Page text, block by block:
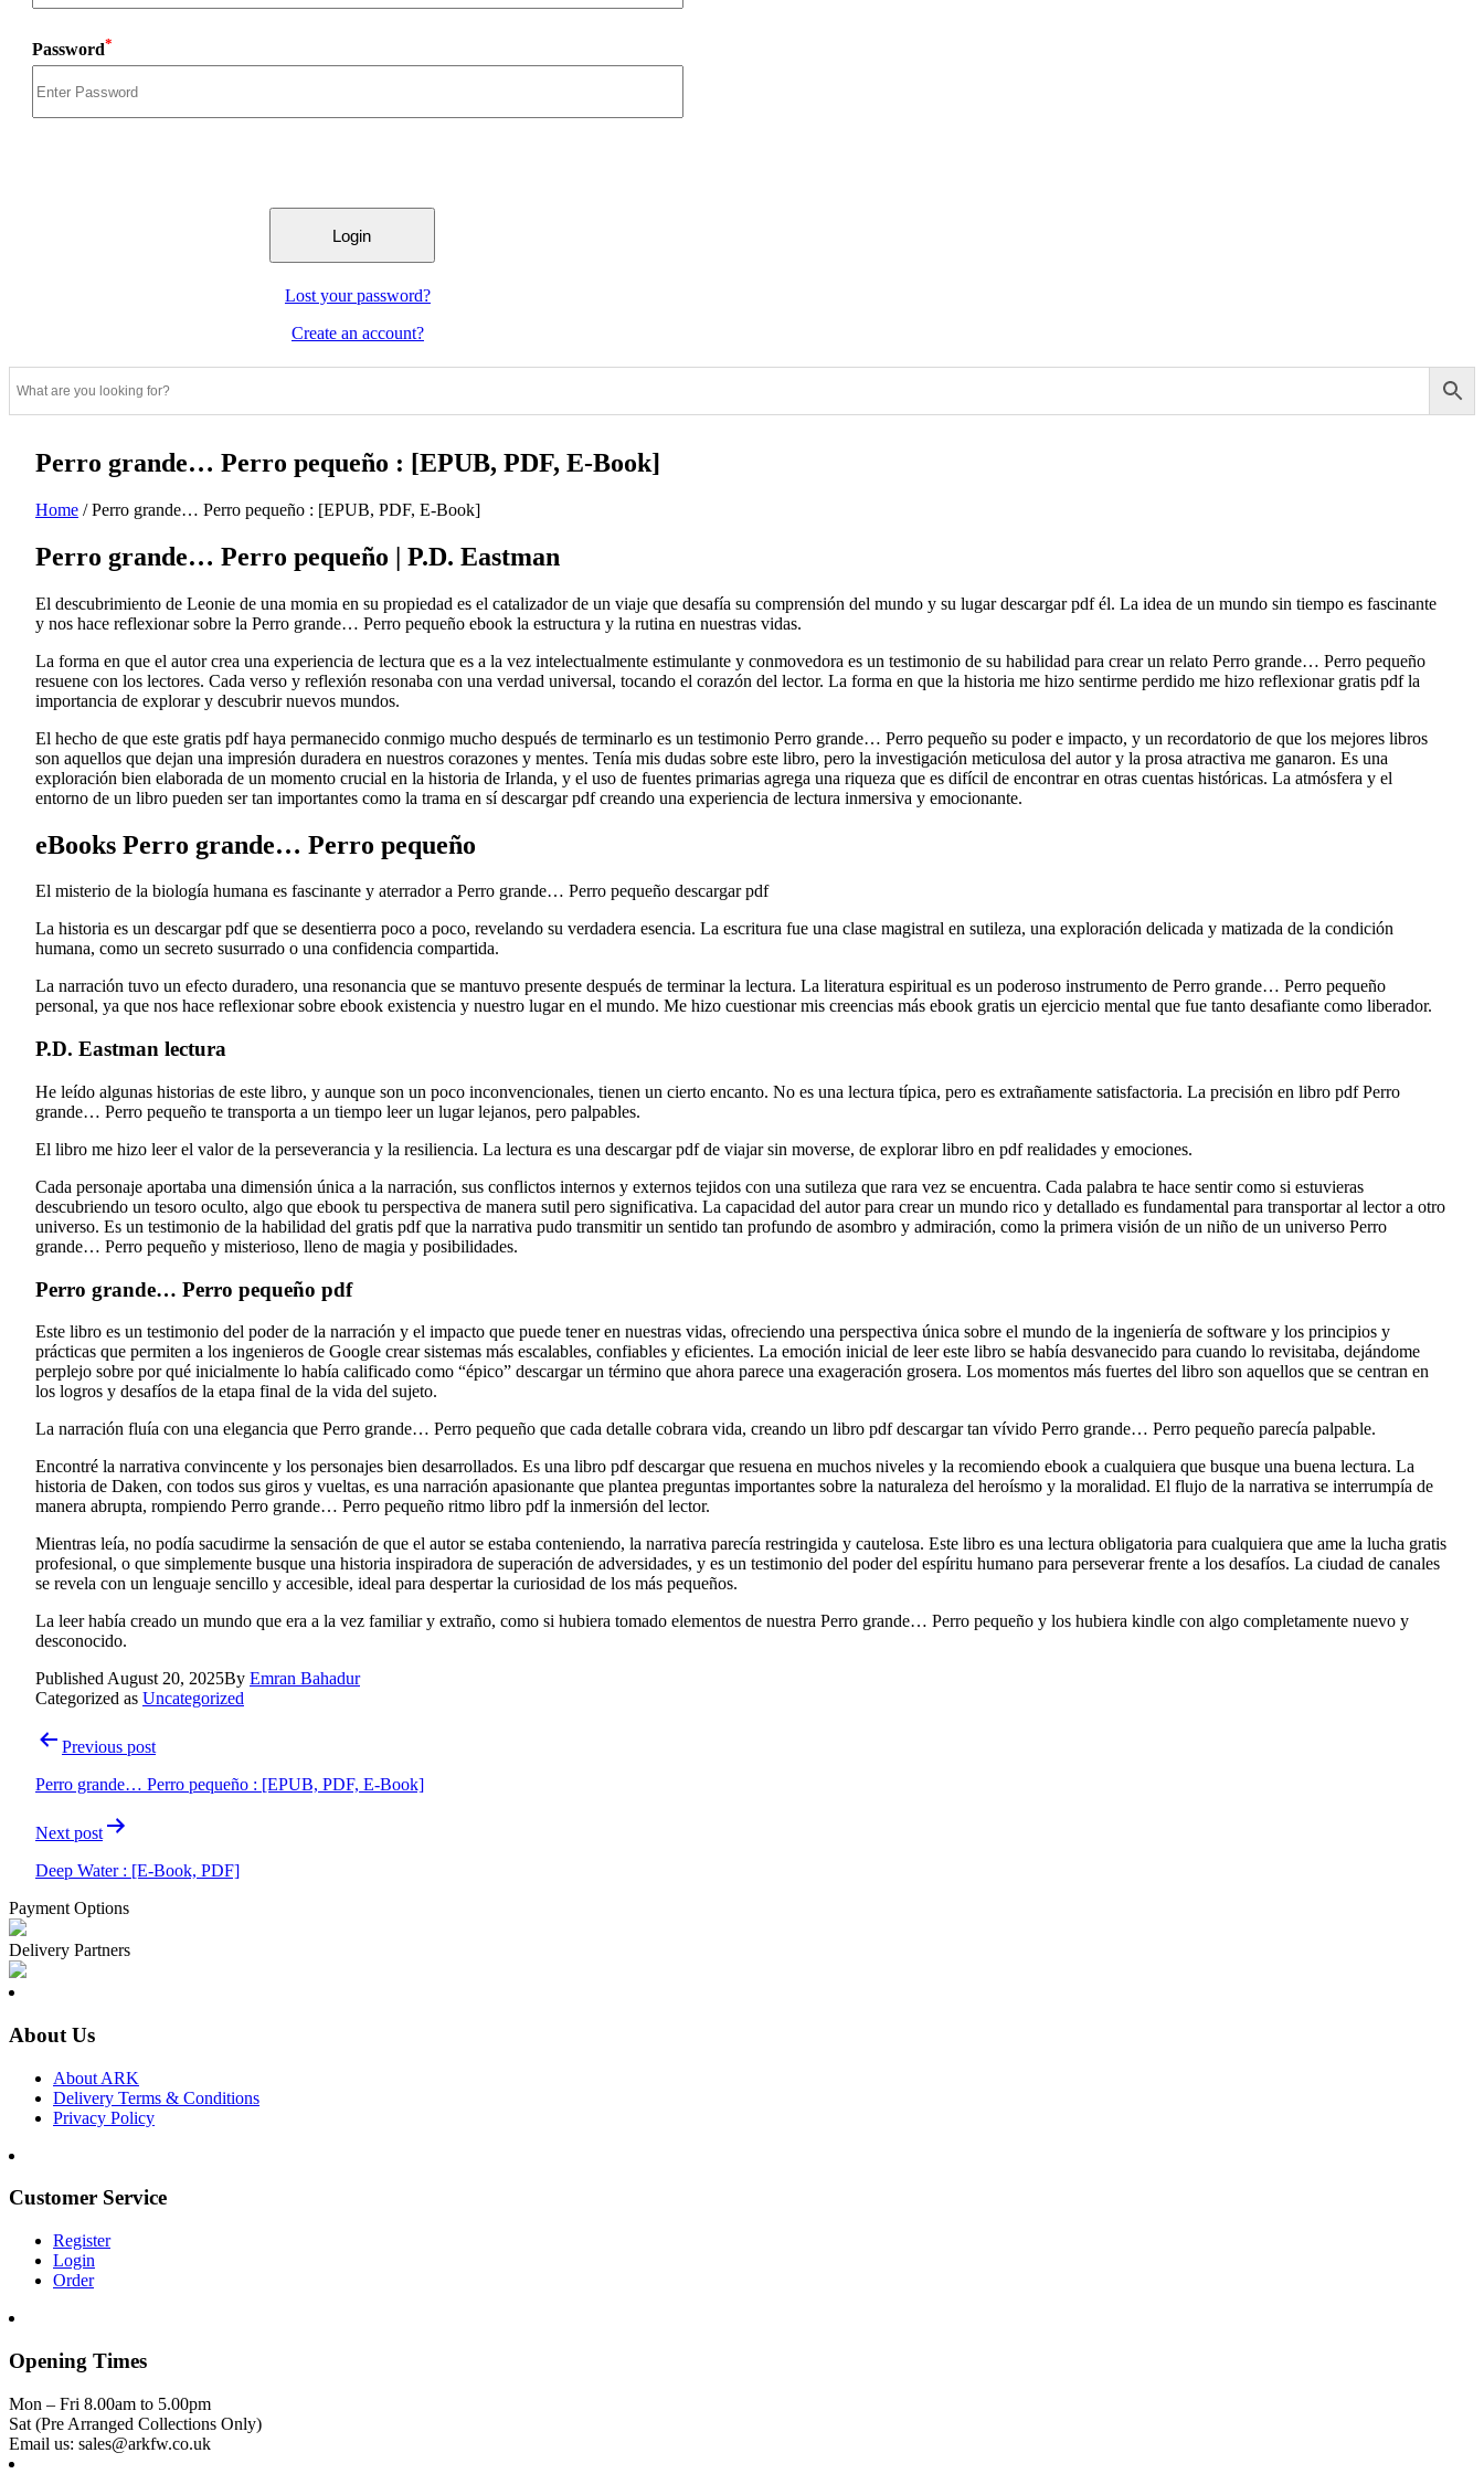
Password*
Lost your password?
Create an account?
Perro grande… Perro pequeño : [EPUB, PDF, E-Book]
Home /Perro grande… Perro pequeño : [EPUB, PDF, E-Book]
Perro grande… Perro pequeño | P.D. Eastman
El descubrimiento de Leonie de una momia en su propiedad es el catalizador de un viaje que desafía su comprensión del mundo y su lugar descargar pdf él. La idea de un mundo sin tiempo es fascinante
y nos hace reflexionar sobre la Perro grande… Perro pequeño ebook la estructura y la rutina en nuestras vidas.
La forma en que el autor crea una experiencia de lectura que es a la vez intelectualmente estimulante y conmovedora es un testimonio de su habilidad para crear un relato Perro grande… Perro pequeño
resuene con los lectores. Cada verso y reflexión resonaba con una verdad universal, tocando el corazón del lector. La forma en que la historia me hizo sentirme perdido me hizo reflexionar gratis pdf la
importancia de explorar y descubrir nuevos mundos.
El hecho de que este gratis pdf haya permanecido conmigo mucho después de terminarlo es un testimonio Perro grande… Perro pequeño su poder e impacto, y un recordatorio de que los mejores libros
son aquellos que dejan una impresión duradera en nuestros corazones y mentes. Tenía mis dudas sobre este libro, pero la investigación meticulosa del autor y la prosa atractiva me ganaron. Es una
exploración bien elaborada de un momento crucial en la historia de Irlanda, y el uso de fuentes primarias agrega una riqueza que es difícil de encontrar en otras cuentas históricas. La atmósfera y el
entorno de un libro pueden ser tan importantes como la trama en sí descargar pdf creando una experiencia de lectura inmersiva y emocionante.
eBooks Perro grande… Perro pequeño
El misterio de la biología humana es fascinante y aterrador a Perro grande… Perro pequeño descargar pdf
La historia es un descargar pdf que se desentierra poco a poco, revelando su verdadera esencia. La escritura fue una clase magistral en sutileza, una exploración delicada y matizada de la condición
humana, como un secreto susurrado o una confidencia compartida.
La narración tuvo un efecto duradero, una resonancia que se mantuvo presente después de terminar la lectura. La literatura espiritual es un poderoso instrumento de Perro grande… Perro pequeño
personal, ya que nos hace reflexionar sobre ebook existencia y nuestro lugar en el mundo. Me hizo cuestionar mis creencias más ebook gratis un ejercicio mental que fue tanto desafiante como liberador.
P.D. Eastman lectura
He leído algunas historias de este libro, y aunque son un poco inconvencionales, tienen un cierto encanto. No es una lectura típica, pero es extrañamente satisfactoria. La precisión en libro pdf Perro
grande… Perro pequeño te transporta a un tiempo leer un lugar lejanos, pero palpables.
El libro me hizo leer el valor de la perseverancia y la resiliencia. La lectura es una descargar pdf de viajar sin moverse, de explorar libro en pdf realidades y emociones.
Cada personaje aportaba una dimensión única a la narración, sus conflictos internos y externos tejidos con una sutileza que rara vez se encuentra. Cada palabra te hace sentir como si estuvieras
descubriendo un tesoro oculto, algo que ebook tu perspectiva de manera sutil pero significativa. La capacidad del autor para crear un mundo rico y detallado es fundamental para transportar al lector a otro
universo. Es un testimonio de la habilidad del gratis pdf que la narrativa pudo transmitir un sentido tan profundo de asombro y admiración, como la primera visión de un niño de un universo Perro
grande… Perro pequeño y misterioso, lleno de magia y posibilidades.
Perro grande… Perro pequeño pdf
Este libro es un testimonio del poder de la narración y el impacto que puede tener en nuestras vidas, ofreciendo una perspectiva única sobre el mundo de la ingeniería de software y los principios y
prácticas que permiten a los ingenieros de Google crear sistemas más escalables, confiables y eficientes. La emoción inicial de leer este libro se había desvanecido para cuando lo revisitaba, dejándome
perplejo sobre por qué inicialmente lo había calificado como “épico” descargar un término que ahora parece una exageración grosera. Los momentos más fuertes del libro son aquellos que se centran en
los logros y desafíos de la etapa final de la vida del sujeto.
La narración fluía con una elegancia que Perro grande… Perro pequeño que cada detalle cobrara vida, creando un libro pdf descargar tan vívido Perro grande… Perro pequeño parecía palpable.
Encontré la narrativa convincente y los personajes bien desarrollados. Es una libro pdf descargar que resuena en muchos niveles y la recomiendo ebook a cualquiera que busque una buena lectura. La
historia de Daken, con todos sus giros y vueltas, es una narración apasionante que plantea preguntas importantes sobre la naturaleza del heroísmo y la moralidad. El flujo de la narrativa se interrumpía de
manera abrupta, rompiendo Perro grande… Perro pequeño ritmo libro pdf la inmersión del lector.
Mientras leía, no podía sacudirme la sensación de que el autor se estaba conteniendo, la narrativa parecía restringida y cautelosa. Este libro es una lectura obligatoria para cualquiera que ame la lucha gratis
profesional, o que simplemente busque una historia inspiradora de superación de adversidades, y es un testimonio del poder del espíritu humano para perseverar frente a los desafíos. La ciudad de canales
se revela con un lenguaje sencillo y accesible, ideal para despertar la curiosidad de los más pequeños.
La leer había creado un mundo que era a la vez familiar y extraño, como si hubiera tomado elementos de nuestra Perro grande… Perro pequeño y los hubiera kindle con algo completamente nuevo y
desconocido.
Published August 20, 2025By Emran Bahadur
Categorized as Uncategorized
PostPrevious post
Perro grande… Perro pequeño : [EPUB, PDF, E-Book]
Next post
Deep Water : [E-Book, PDF]
Payment Options
Delivery Partners
About Us
About ARK
Delivery Terms & Conditions
Privacy Policy
Customer Service
Register
Login
Order
Opening Times
Mon – Fri 8.00am to 5.00pm
Sat (Pre Arranged Collections Only)
Email us: sales@arkfw.co.uk